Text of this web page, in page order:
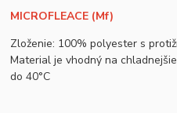
MICROFLEACE (Mf)
Zloženie: 100% polyester s
Material je vhodný na
do 40°C